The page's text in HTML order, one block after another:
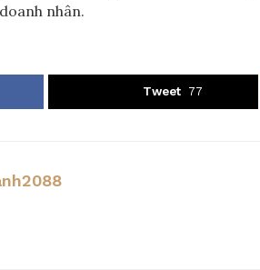
nhân.
Tweet 77